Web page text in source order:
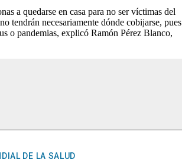
a quedarse en casa para no ser víctimas del
tendrán necesariamente dónde cobijarse, pues
o pandemias, explicó Ramón Pérez Blanco,
DE LA SALUD